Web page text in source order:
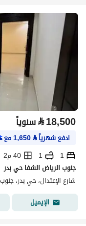
⃁18,500 سنوياً
ادفع شهرياً⃁
1,650مع
1
1
40 م2
جنوب الرياض الشفا حي بدر
شارع الإعتدال، حي بدر،
الإيميل